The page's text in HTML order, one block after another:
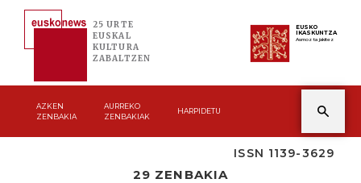
25 URTE
EUSKAL
KULTURA
ZABALTZEN
EUSKO
IKASKUNTZA
Asmoz ta jakitez
AZKEN
ZENBAKIA
AURREKO
ZENBAKIAK
HARPIDETU
ISSN 1139-3629
29 ZENBAKIA